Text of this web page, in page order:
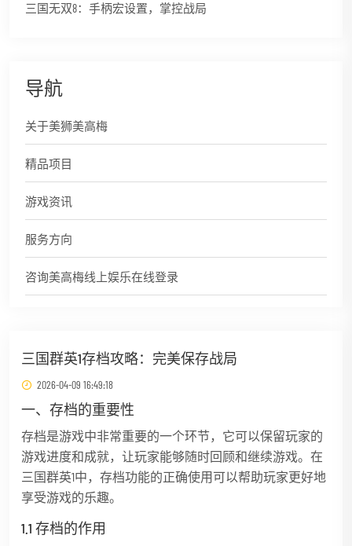
三国无双8：手柄宏设置，掌控战局
导航
关于美狮美高梅
精品项目
游戏资讯
服务方向
咨询美高梅线上娱乐在线登录
三国群英1存档攻略：完美保存战局
2026-04-09 16:49:18
一、存档的重要性
存档是游戏中非常重要的一个环节，它可以保留玩家的
游戏进度和成就，让玩家能够随时回顾和继续游戏。在
三国群英1中，存档功能的正确使用可以帮助玩家更好地
享受游戏的乐趣。
1.1 存档的作用